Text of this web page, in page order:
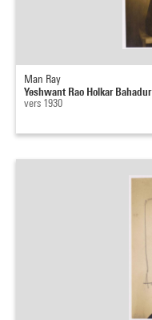
Man Ray
Yeshwant Rao Holkar Bahadur
vers 1930